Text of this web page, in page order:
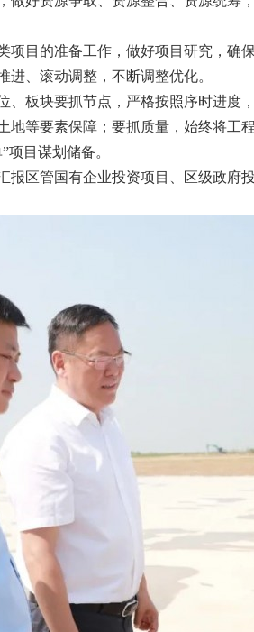
项目的准备工作，做好项目研究，确
进、滚动调整，不断调整优化。
、板块要抓节点，严格按照序时进
地等要素保障；要抓质量，始终将
项目谋划储备。
报区管国有企业投资项目、区级政